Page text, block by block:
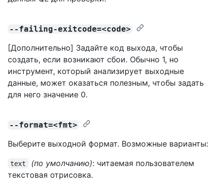
--failing-exitcode=<code>
[Дополнительно] Задайте код выхода, чтобы
создать, если возникают сбои. Обычно 1, но
инструмент, который анализирует выходные
данные, может оказаться полезным, чтобы задать
для него значение 0.
--format=<fmt>
Выберите выходной формат. Возможные варианты:
text (по умолчанию): читаемая пользователем
текстовая отрисовка.